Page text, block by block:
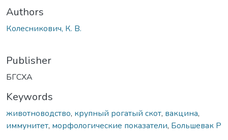
Authors
Колесникович, К. В.
Publisher
БГСХА
Keywords
животноводство, крупный рогатый скот, вакцина,
иммунитет, морфологические показатели, Большевак Р